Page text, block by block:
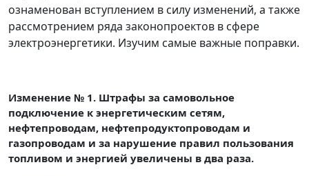
ознаменован вступлением в силу изменений, а также
рассмотрением ряда законопроектов в сфере
электроэнергетики. Изучим самые важные поправки.
Изменение № 1. Штрафы за самовольное
подключение к энергетическим сетям,
нефтепроводам, нефтепродуктопроводам и
газопроводам и за нарушение правил пользования
топливом и энергией увеличены в два раза.